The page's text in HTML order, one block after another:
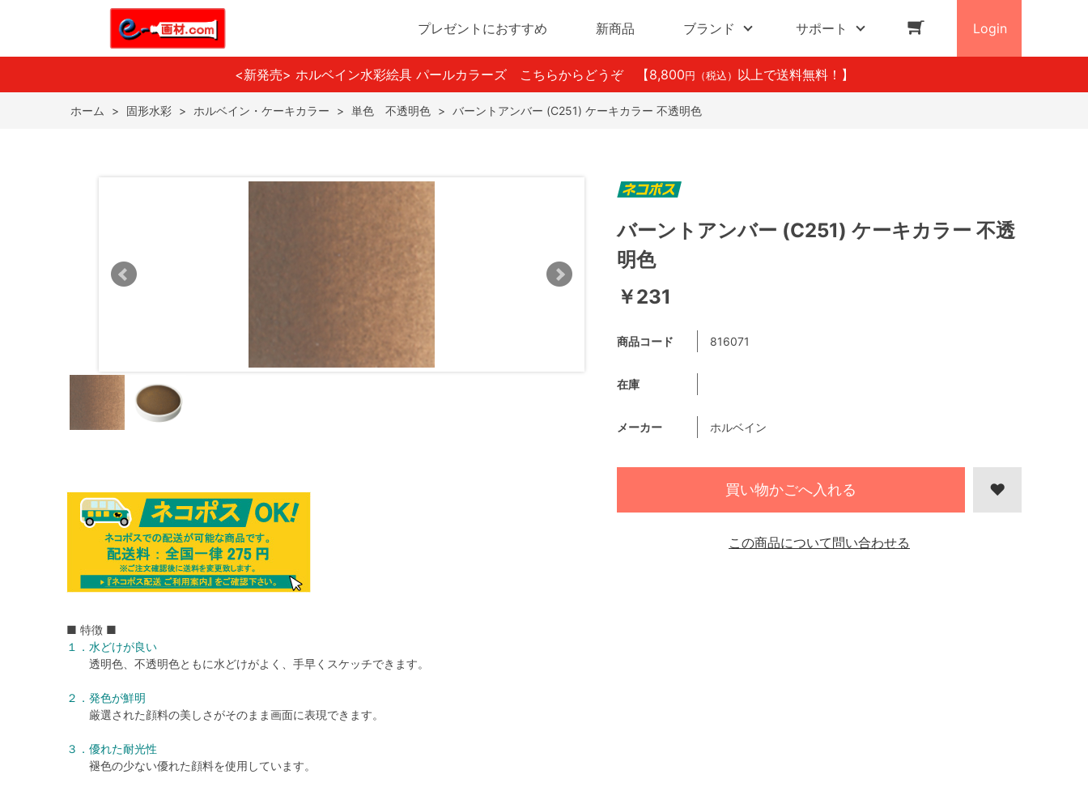
プレゼントにおすすめ 新商品 ブランド サポート Login
<新発売> ホルベイン水彩絵具 パールカラーズ こちらからどうぞ 【8,800 円（税込） 以上で送料無料！】
ホーム > 固形水彩 > ホルベイン・ケーキカラー > 単色 不透明色 > バーントアンバー (C251) ケーキカラー 不透明色
■ 特徴 ■
１．水どけが良い
透明色、不透明色ともに水どけがよく、手早くスケッチできます。
２．発色が鮮明
厳選された顔料の美しさがそのまま画面に表現できます。
３．優れた耐光性
褪色の少ない優れた顔料を使用しています。
バーントアンバー (C251) ケーキカラー 不透
明色
￥231
商品コード 816071
在庫
メーカー ホルベイン
買い物かごへ入れる
この商品について問い合わせる